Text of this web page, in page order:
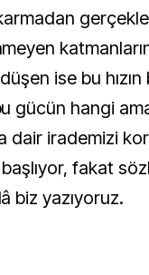
ise bu
gücün hangi
dair irademizi
başlıyor, fakat
biz yazıyoruz.